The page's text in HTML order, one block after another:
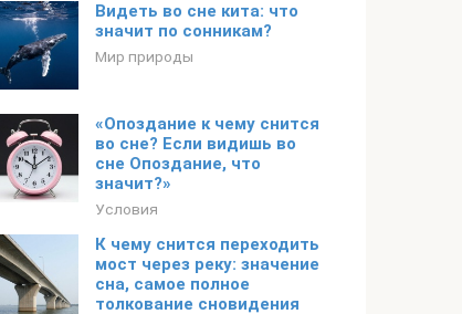
Видеть во сне кита: что
значит по сонникам?
Мир природы
«Опоздание к чему снится
во сне? Если видишь во
сне Опоздание, что
значит?»
Условия
К чему снится переходить
мост через реку: значение
сна, самое полное
толкование сновидения